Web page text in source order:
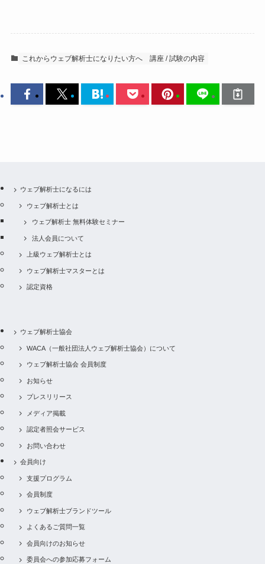
これからウェブ解析士になりたい方へ 講座 / 試験の内容
ウェブ解析士になるには
ウェブ解析士とは
ウェブ解析士 無料体験セミナー
法人会員について
上級ウェブ解析士とは
ウェブ解析士マスターとは
認定資格
ウェブ解析士協会
WACA（一般社団法人ウェブ解析士協会）について
ウェブ解析士協会 会員制度
お知らせ
プレスリリース
メディア掲載
認定者照会サービス
お問い合わせ
会員向け
支援プログラム
会員制度
ウェブ解析士ブランドツール
よくあるご質問一覧
会員向けのお知らせ
委員会への参加応募フォーム